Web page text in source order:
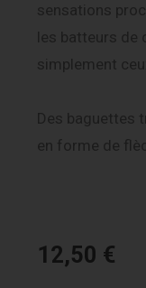
sensations
les batteurs de
simplement
Des baguettes
en forme de
12,50 €